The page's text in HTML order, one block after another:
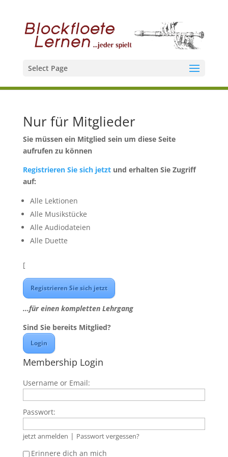
Select Page
Nur für Mitglieder
Sie müssen ein Mitglied sein um diese Seite
aufrufen zu können
Registrieren Sie sich jetztund erhalten Sie Zugriff
auf:
Alle Lektionen
Alle Musikstücke
Alle Audiodateien
Alle Duette
[
Registrieren Sie sich jetzt
...für einen kompletten Lehrgang
Sind Sie bereits Mitglied?
Login
Membership Login
Username or Email:
Passwort:
jetzt anmelden | Passwort vergessen?
Erinnere dich an mich